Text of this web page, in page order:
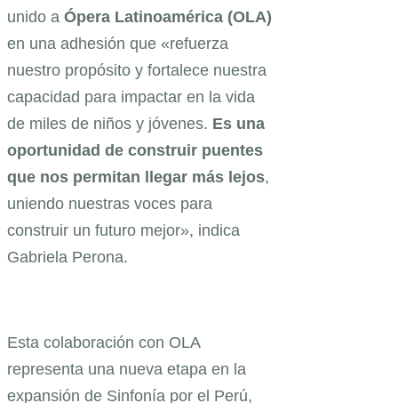
unido a Ópera Latinoamérica (OLA)
en una adhesión que «refuerza
nuestro propósito y fortalece nuestra
capacidad para impactar en la vida
de miles de niños y jóvenes. Es una
oportunidad de construir puentes
que nos permitan llegar más lejos,
uniendo nuestras voces para
construir un futuro mejor», indica
Gabriela Perona.
Esta colaboración con OLA
representa una nueva etapa en la
expansión de Sinfonía por el Perú,